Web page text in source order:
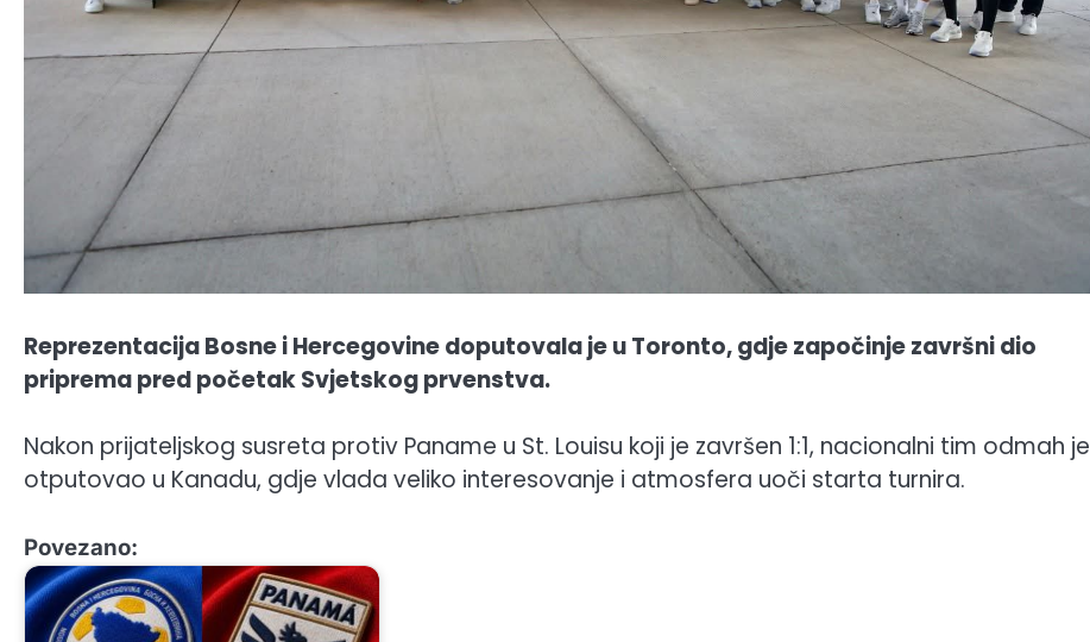
Reprezentacija Bosne i Hercegovine doputovala je u Toronto, gdje započinje završni dio
priprema pred početak Svjetskog prvenstva.
Nakon prijateljskog susreta protiv Paname u St. Louisu koji je završen 1:1, nacionalni tim odmah je
otputovao u Kanadu, gdje vlada veliko interesovanje i atmosfera uoči starta turnira.
Povezano: